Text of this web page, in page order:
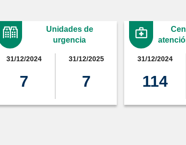
Unidades de
urgencia
31/12/2024
7
31/12/2025
7
31/12/2024
114